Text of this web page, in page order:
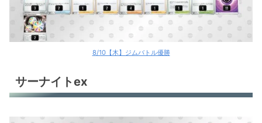
8/10【木】ジムバトル優勝
サーナイトex